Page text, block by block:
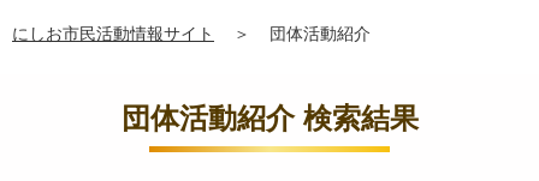
にしお市民活動情報サイト ＞ 団体活動紹介
団体活動紹介 検索結果